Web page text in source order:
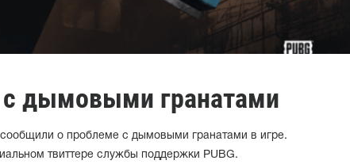
с дымовыми гранатами
сообщили о проблеме с дымовыми гранатами в игре.
твиттере службы поддержки PUBG.